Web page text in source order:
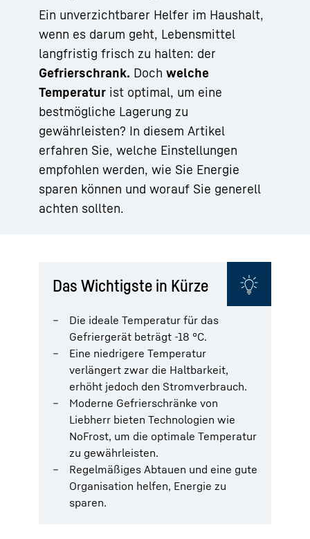
Ein unverzichtbarer Helfer im Haushalt,
wenn es darum geht, Lebensmittel
langfristig frisch zu halten: der
Gefrierschrank. Doch welche
Temperatur ist optimal, um eine
bestmögliche Lagerung zu
gewährleisten? In diesem Artikel
erfahren Sie, welche Einstellungen
empfohlen werden, wie Sie Energie
sparen können und worauf Sie generell
achten sollten.
Das Wichtigste in Kürze
Die ideale Temperatur für das
Gefriergerät beträgt -18 °C.
Eine niedrigere Temperatur
verlängert zwar die Haltbarkeit,
erhöht jedoch den Stromverbrauch.
Moderne Gefrierschränke von
Liebherr bieten Technologien wie
NoFrost, um die optimale Temperatur
zu gewährleisten.
Regelmäßiges Abtauen und eine gute
Organisation helfen, Energie zu
sparen.